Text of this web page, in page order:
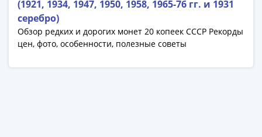
(1921, 1934, 1947, 1950, 1958, 1965-76 гг. и 1931
серебро)
Обзор редких и дорогих монет 20 копеек СССР Рекорды
цен, фото, особенности, полезные советы